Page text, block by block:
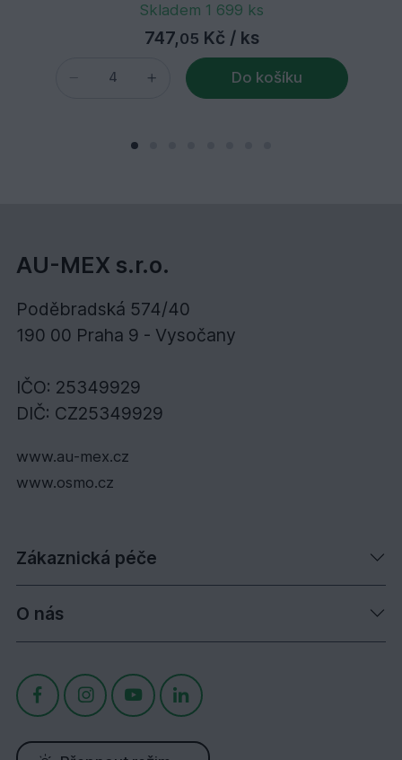
Skladem 1 699 ks
747,05 Kč / ks
Do košíku
AU-MEX s.r.o.
Poděbradská 574/40
190 00 Praha 9 - Vysočany
IČO: 25349929
DIČ: CZ25349929
www.au-mex.cz
www.osmo.cz
Zákaznická péče
O nás